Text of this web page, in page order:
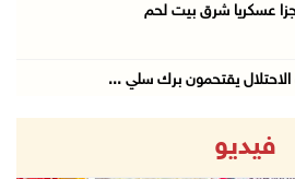
عسكريا شرق بيت لحم
يقتحمون برك سلي ...
جنوب طوباس
فيديو